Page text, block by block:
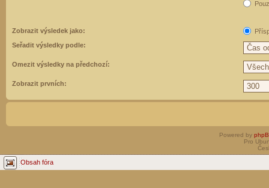
Zobrazit výsledek jako:
Seřadit výsledky podle:
Omezit výsledky na předchozí:
Zobrazit prvních:
Powered by
Pro
Obsah fóra